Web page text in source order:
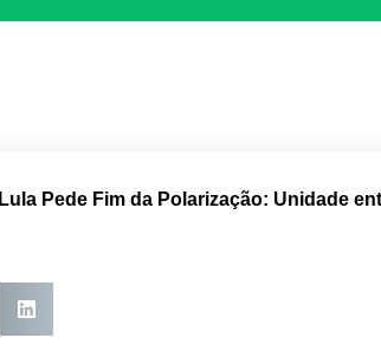
Lula Pede Fim da Polarização: Unidade